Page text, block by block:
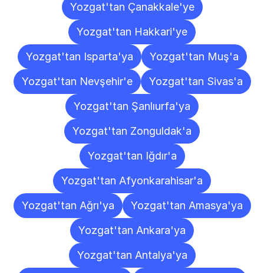
Yozgat'tan Çanakkale'ye
Yozgat'tan Hakkari'ye
Yozgat'tan Isparta'ya
Yozgat'tan Muş'a
Yozgat'tan Nevşehir'e
Yozgat'tan Sivas'a
Yozgat'tan Şanlıurfa'ya
Yozgat'tan Zonguldak'a
Yozgat'tan Iğdır'a
Yozgat'tan Afyonkarahisar'a
Yozgat'tan Ağrı'ya
Yozgat'tan Amasya'ya
Yozgat'tan Ankara'ya
Yozgat'tan Antalya'ya